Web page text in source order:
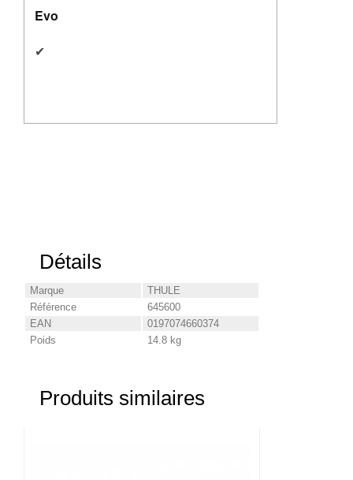
Evo
✔
Détails
Marque
THULE
Référence
645600
EAN
0197074660374
Poids
14.8 kg
Produits similaires